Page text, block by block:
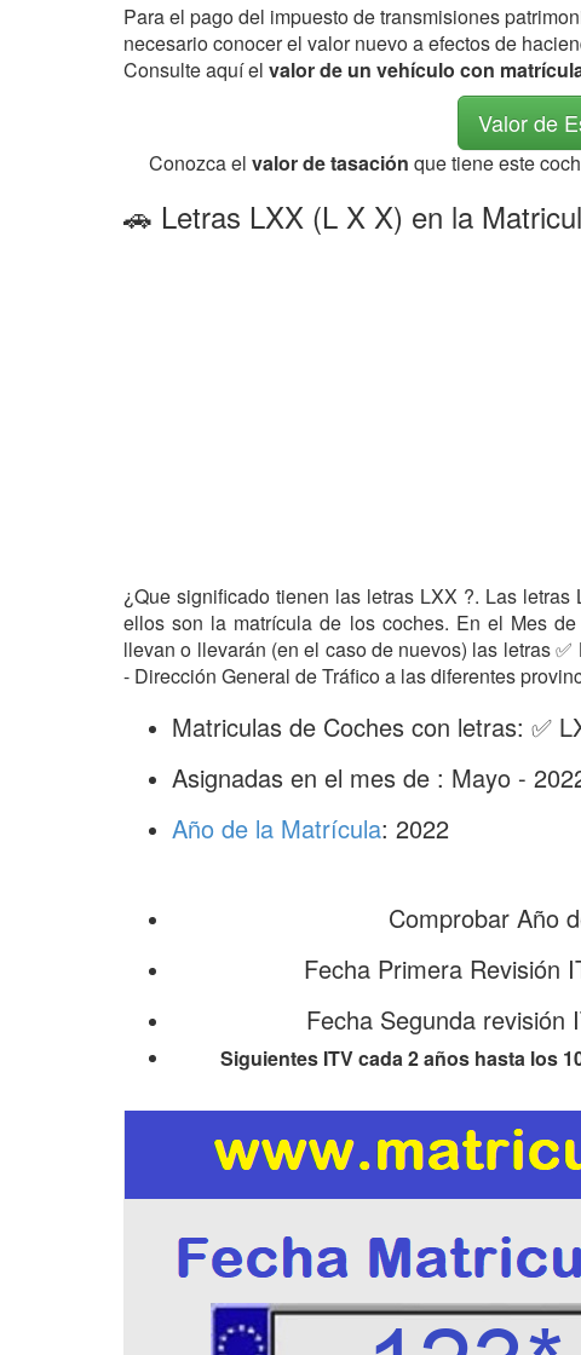
Para el pago del impuesto de transmisiones
necesario conocer el valor nuevo a efectos de
Consulte aquí el valor de un vehículo con
Valor de
Conozca el valor de tasación que tiene este
🚗 Letras LXX (L X X) en la
¿Que significado tienen las letras LXX ?. Las
ellos son la matrícula de los coches. En el Mes
llevan o llevarán (en el caso de nuevos) las letras
- Dirección General de Tráfico a las diferentes
Matriculas de Coches con letras: ✅
Asignadas en el mes de : Mayo -
Año de la Matrícula: 2022
Comprobar Año
Fecha Primera Revisión
Fecha Segunda revisión
Siguientes ITV cada 2 años hasta los